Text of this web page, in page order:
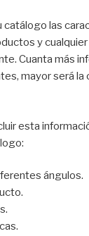
catálogo las
y
Cuanta más
mayor será la
esta
ángulos.